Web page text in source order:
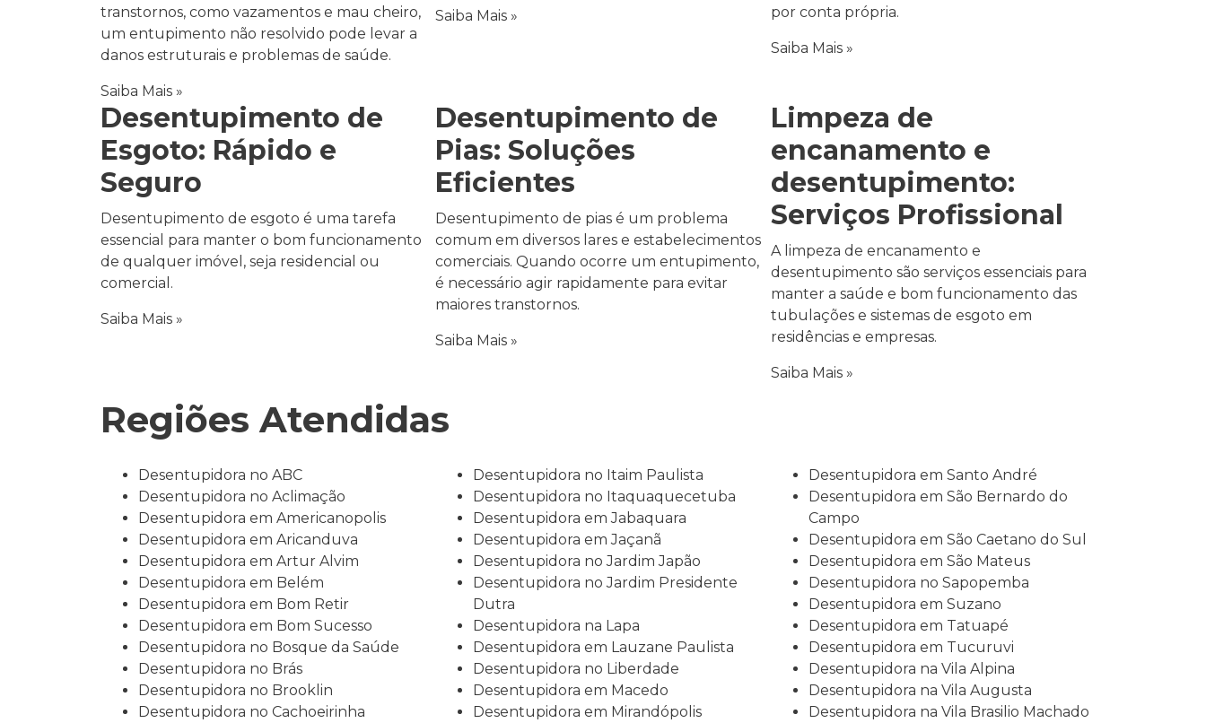
transtornos, como vazamentos e mau cheiro,
um entupimento não resolvido pode levar a
danos estruturais e problemas de saúde.
Saiba Mais »
Saiba Mais »
por conta própria.
Saiba Mais »
Desentupimento de
Esgoto: Rápido e
Seguro
Desentupimento de esgoto é uma tarefa
essencial para manter o bom funcionamento
de qualquer imóvel, seja residencial ou
comercial.
Saiba Mais »
Desentupimento de
Pias: Soluções
Eficientes
Desentupimento de pias é um problema
comum em diversos lares e estabelecimentos
comerciais. Quando ocorre um entupimento,
é necessário agir rapidamente para evitar
maiores transtornos.
Saiba Mais »
Limpeza de
encanamento e
desentupimento:
Serviços Profissional
A limpeza de encanamento e
desentupimento são serviços essenciais para
manter a saúde e bom funcionamento das
tubulações e sistemas de esgoto em
residências e empresas.
Saiba Mais »
Regiões Atendidas
Desentupidora no ABC
Desentupidora no Aclimação
Desentupidora em Americanopolis
Desentupidora em Aricanduva
Desentupidora em Artur Alvim
Desentupidora em Belém
Desentupidora em Bom Retir
Desentupidora em Bom Sucesso
Desentupidora no Bosque da Saúde
Desentupidora no Brás
Desentupidora no Brooklin
Desentupidora no Cachoeirinha
Desentupidora no Itaim Paulista
Desentupidora no Itaquaquecetuba
Desentupidora em Jabaquara
Desentupidora em Jaçanã
Desentupidora no Jardim Japão
Desentupidora no Jardim Presidente
Dutra
Desentupidora na Lapa
Desentupidora em Lauzane Paulista
Desentupidora no Liberdade
Desentupidora em Macedo
Desentupidora em Mirandópolis
Desentupidora em Santo André
Desentupidora em São Bernardo do
Campo
Desentupidora em São Caetano do Sul
Desentupidora em São Mateus
Desentupidora no Sapopemba
Desentupidora em Suzano
Desentupidora em Tatuapé
Desentupidora em Tucuruvi
Desentupidora na Vila Alpina
Desentupidora na Vila Augusta
Desentupidora na Vila Brasilio Machado